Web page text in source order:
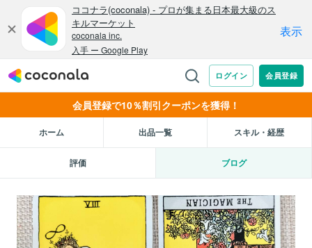
会員登録で10％割引クーポンを獲得！
ホーム 出品一覧 スキル・経歴
評価 ブログ